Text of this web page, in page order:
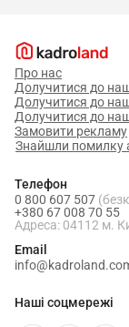
Про нас
Долучитися до
Долучитися до
Долучитися до
Замовити рекламу
Знайшли помилку
Телефон
0 800 607 507
+380 67 008 70 55
Адреса: 04112 м.
Email
Наші соцмережі